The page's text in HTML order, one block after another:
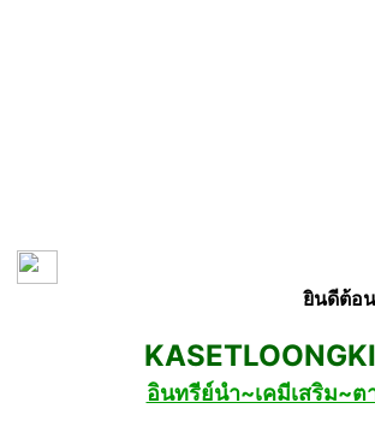
ยินดีต้อ
อินทรีย์นำ~เคมีเสริม~ต